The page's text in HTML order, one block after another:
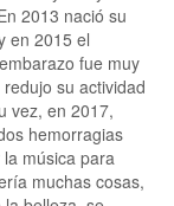
2013 nació su
en 2015 el
fue muy
su actividad
vez, en 2017,
hemorragias
música para
muchas cosas,